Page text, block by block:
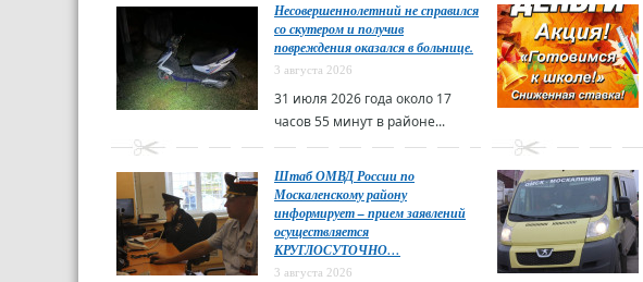
Несовершеннолетний не справился
со скутером и получив
повреждения оказался в больнице.
3 августа 2026
31 июля 2026 года около 17
часов 55 минут в районе...
Штаб ОМВД России по
Москаленскому району
информирует – прием заявлений
осуществляется
КРУГЛОСУТОЧНО…
3 августа 2026